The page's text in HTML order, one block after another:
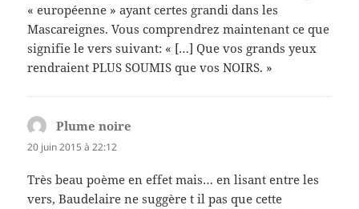
« européenne » ayant certes grandi dans les
Mascareignes. Vous comprendrez maintenant ce que
signifie le vers suivant: « […] Que vos grands yeux
rendraient PLUS SOUMIS que vos NOIRS. »
Plume noire
20 juin 2015 à 22:12
Très beau poème en effet mais… en lisant entre les
vers, Baudelaire ne suggère t il pas que cette